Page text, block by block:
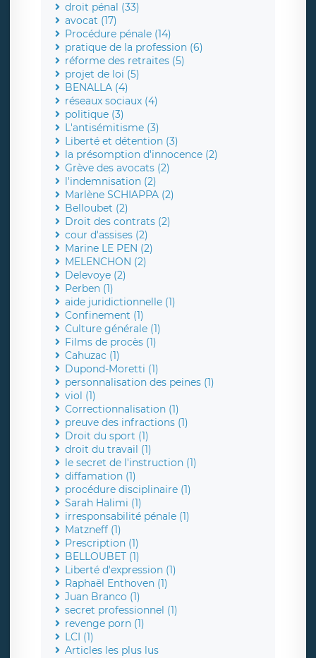
droit pénal (33)
avocat (17)
Procédure pénale (14)
pratique de la profession (6)
réforme des retraites (5)
projet de loi (5)
BENALLA (4)
réseaux sociaux (4)
politique (3)
L'antisémitisme (3)
Liberté et détention (3)
la présomption d'innocence (2)
Grève des avocats (2)
l'indemnisation (2)
Marlène SCHIAPPA (2)
Belloubet (2)
Droit des contrats (2)
cour d'assises (2)
Marine LE PEN (2)
MELENCHON (2)
Delevoye (2)
Perben (1)
aide juridictionnelle (1)
Confinement (1)
Culture générale (1)
Films de procès (1)
Cahuzac (1)
Dupond-Moretti (1)
personnalisation des peines (1)
viol (1)
Correctionnalisation (1)
preuve des infractions (1)
Droit du sport (1)
droit du travail (1)
le secret de l'instruction (1)
diffamation (1)
procédure disciplinaire (1)
Sarah Halimi (1)
irresponsabilité pénale (1)
Matzneff (1)
Prescription (1)
BELLOUBET (1)
Liberté d'expression (1)
Raphaël Enthoven (1)
Juan Branco (1)
secret professionnel (1)
revenge porn (1)
LCI (1)
Articles les plus lus